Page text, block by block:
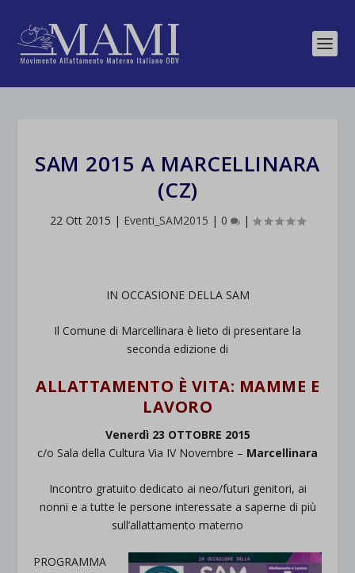
SAM 2015 A MARCELLINARA
(CZ)
22 Ott 2015 | Eventi_SAM2015 | 0 |
IN OCCASIONE DELLA SAM
Il Comune di Marcellinara è lieto di presentare la
seconda edizione di
ALLATTAMENTO È VITA: MAMME E
LAVORO
Venerdì 23 OTTOBRE 2015
c/o Sala della Cultura Via IV Novembre – Marcellinara
Incontro gratuito dedicato ai neo/futuri genitori, ai
nonni e a tutte le persone interessate a saperne di più
sull’allattamento materno
PROGRAMMA